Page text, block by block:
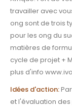
travailler avec
ong sont de trois
pour les ong du
matières de
cycle de projet +
plus d'info
Idées d'action:
et l'évaluation